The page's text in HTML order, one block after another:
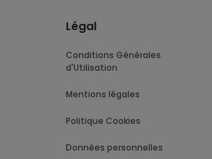
Légal
Conditions Générales
d'Utilisation
Mentions légales
Politique Cookies
Données personnelles